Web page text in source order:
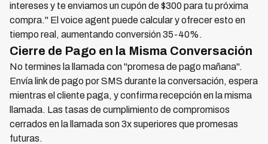
intereses y te enviamos un cupón de $300 para tu próxima
compra." El voice agent puede calcular y ofrecer esto en
tiempo real, aumentando conversión 35-40%.
Cierre de Pago en la Misma Conversación
No termines la llamada con "promesa de pago mañana".
Envía link de pago por SMS durante la conversación, espera
mientras el cliente paga, y confirma recepción en la misma
llamada. Las tasas de cumplimiento de compromisos
cerrados en la llamada son 3x superiores que promesas
futuras.